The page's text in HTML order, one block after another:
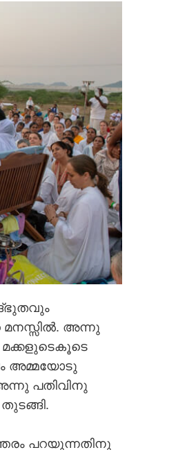
അന്നു
അമ്മയോടു
പതിവിനു
പറയുന്നതിനു